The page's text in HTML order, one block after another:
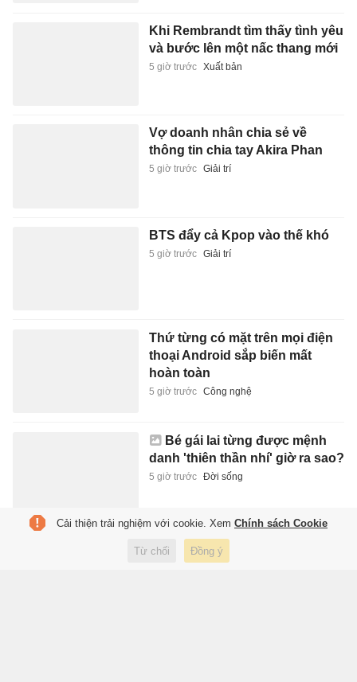
Khi Rembrandt tìm thấy tình yêu
và bước lên một nấc thang mới
5 giờ trước Xuất bản
Vợ doanh nhân chia sẻ về
thông tin chia tay Akira Phan
5 giờ trước Giải trí
BTS đẩy cả Kpop vào thế khó
5 giờ trước Giải trí
Thứ từng có mặt trên mọi điện
thoại Android sắp biến mất
hoàn toàn
5 giờ trước Công nghệ
Bé gái lai từng được mệnh
danh 'thiên thần nhí' giờ ra sao?
5 giờ trước Đời sống
Khởi tố, bắt tạm giam Chủ tịch
HĐQT, Giám đốc Công ty CP
Cải thiện trải nghiệm với cookie. Xem Chính sách Cookie
Từ chối Đồng ý